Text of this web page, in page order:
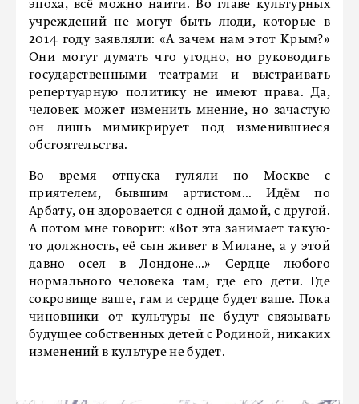
эпоха, всё можно найти. Во главе культурных
учреждений не могут быть люди, которые в
2014 году заявляли: «А зачем нам этот Крым?»
Они могут думать что угодно, но руководить
государственными театрами и выстраивать
репертуарную политику не имеют права. Да,
человек может изменить мнение, но зачастую
он лишь мимикрирует под изменившиеся
обстоятельства.
Во время отпуска гуляли по Москве с
приятелем, бывшим артистом... Идём по
Арбату, он здоровается с одной дамой, с другой.
А потом мне говорит: «Вот эта занимает такую-
то должность, её сын живет в Милане, а у этой
давно осел в Лондоне...» Сердце любого
нормального человека там, где его дети. Где
сокровище ваше, там и сердце будет ваше. Пока
чиновники от культуры не будут связывать
будущее собственных детей с Родиной, никаких
изменений в культуре не будет.